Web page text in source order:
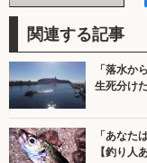
関連する記事
「落水か
生死分け
「あなた
【釣り人